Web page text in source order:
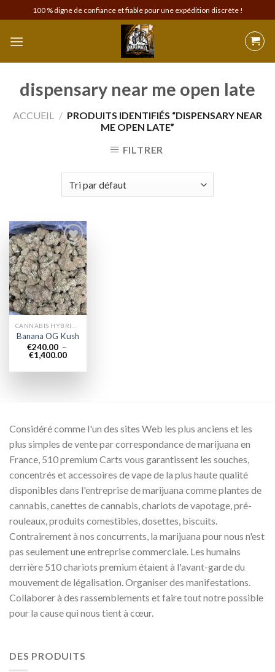
to
content
100 % digne de confiance et fiable pour une expédition discrète !
dispensary near me open late
ACCUEIL / PRODUITS IDENTIFIÉS “DISPENSARY NEAR
ME OPEN LATE”
FILTRER
Add to
wishlist
Banana OG Kush
€240.00 –
€1,400.00Plage
prix :
Considéré comme l'un des sites Web les plus anciens et les
plus simples de vente par correspondance de marijuana en
France, 510 premium Carts vous garantissent les souches,
concentrés et accessoires de vape de la plus haute qualité
disponibles dans l'entreprise de marijuana comme plantes de
cannabis, canettes de cannabis, chariots de vapotage, pré-
rouleaux, produits comestibles, dosettes, biscuits.
Contrairement à nos concurrents, la marijuana pour nous n'est
pas seulement une entreprise commerciale. Les humains
derrière 510 chariots premium étaient à l'avant-garde du
mouvement de légalisation. Organiser des manifestations.
Collaborer à des rassemblements et faire tout notre possible
pour la cause qui nous tient à cœur.
DES PRODUITS